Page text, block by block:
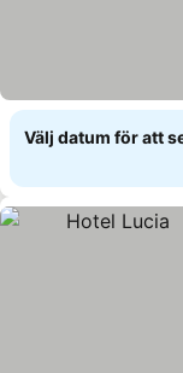
Välj datum för att